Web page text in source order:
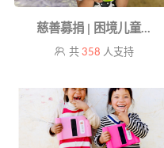
慈善募捐 | 困境儿童...
共 358 人支持